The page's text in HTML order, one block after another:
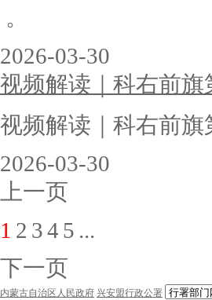
。
2026-03-30
视频解读｜科右前
视频解读｜科右前
2026-03-30
上一页
1 2 34 5 ...
下一页
内蒙古自治区人民政府 兴安盟行政公署